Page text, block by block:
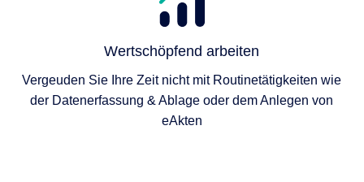
Wertschöpfend arbeiten
Vergeuden Sie Ihre Zeit nicht mit Routinetätigkeiten wie
der Datenerfassung & Ablage oder dem Anlegen von
eAkten